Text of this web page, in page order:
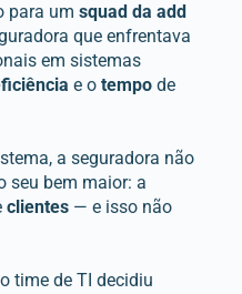
para um squad da add
que enfrentava
em sistemas
e o tempo de
a seguradora não
seu bem maior: a
clientes — e isso não
time de TI decidiu